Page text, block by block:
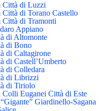
Città di Luzzi
di Torano Castello
di Tramonti
Appiano
di Altomonte
di Bono
di Caltagirone
di Castell’Umberto
di Colledara
di Librizzi
di Tiriolo
Euganei Città di Este
Giardinello-Sagana